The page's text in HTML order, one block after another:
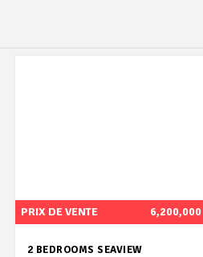
PRIX DE VENTE 6,200,000
2 BEDROOMS SEAVIEW